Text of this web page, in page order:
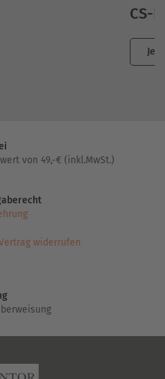
CS-
von 49,-€ (inkl.MwSt.)
widerrufen